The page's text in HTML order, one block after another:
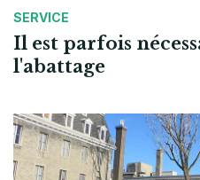
SERVICE
Il est parfois
l'abattage